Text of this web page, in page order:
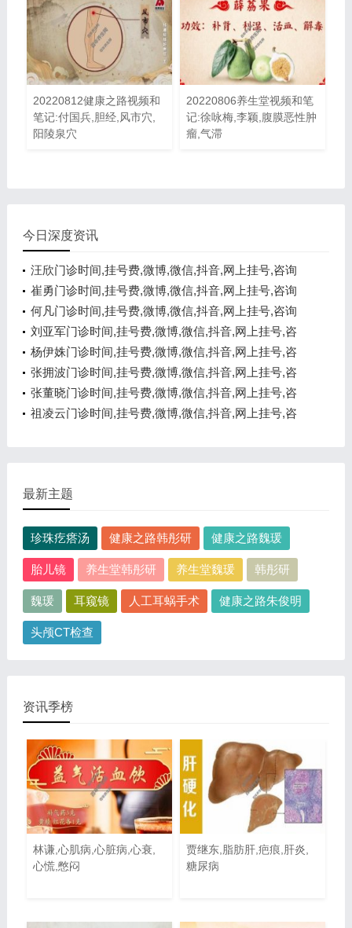
20220812健康之路视频和
笔记:付国兵,胆经,风市穴,
阳陵泉穴
20220806养生堂视频和笔
记:徐咏梅,李颖,腹膜恶性肿
瘤,气滞
今日深度资讯
汪欣门诊时间,挂号费,微博,微信,抖音,网上挂号,咨询
电话,在线咨询
崔勇门诊时间,挂号费,微博,微信,抖音,网上挂号,咨询
电话,在线咨询
何凡门诊时间,挂号费,微博,微信,抖音,网上挂号,咨询
电话,在线咨询
刘亚军门诊时间,挂号费,微博,微信,抖音,网上挂号,咨
询电话,在线咨询
杨伊姝门诊时间,挂号费,微博,微信,抖音,网上挂号,咨
询电话,在线咨询
张拥波门诊时间,挂号费,微博,微信,抖音,网上挂号,咨
询电话,在线咨询
张董晓门诊时间,挂号费,微博,微信,抖音,网上挂号,咨
询电话,在线咨询
祖凌云门诊时间,挂号费,微博,微信,抖音,网上挂号,咨
最新主题
珍珠疙瘩汤 健康之路韩彤研 健康之路魏瑗
胎儿镜 养生堂韩彤研 养生堂魏瑗 韩彤研
魏瑗 耳窥镜 人工耳蜗手术 健康之路朱俊明
头颅CT检查
资讯季榜
林谦,心肌病,心脏病,心衰,
心慌,憋闷
贾继东,脂肪肝,疤痕,肝炎,
糖尿病